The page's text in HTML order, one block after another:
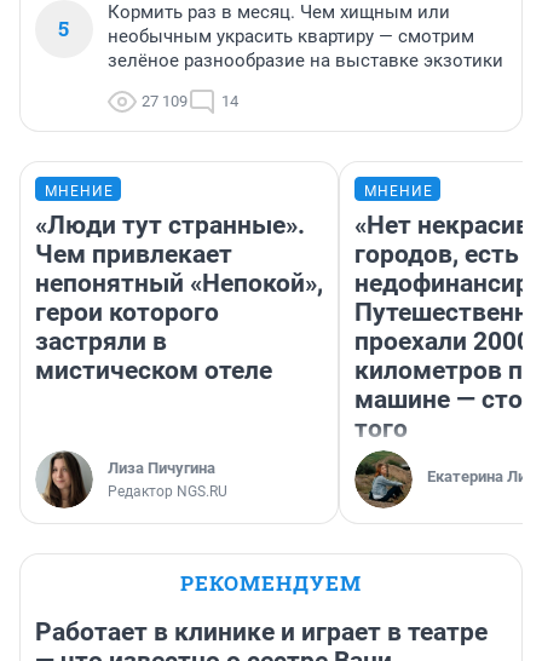
5
Кормить раз в месяц. Чем хищным или
необычным украсить квартиру — смотрим
зелёное разнообразие на выставке экзотики
27 109 14
МНЕНИЕ
«Люди тут странные».
Чем привлекает
непонятный «Непокой»,
герои которого
застряли в
мистическом отеле
Лиза Пичугина
Редактор NGS.RU
МНЕНИЕ
«Нет
городов, есть
проехали 2000
километров по
машине —
того
Екатерина
РЕКОМЕНДУЕМ
Работает в клинике и играет в театре